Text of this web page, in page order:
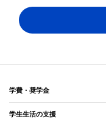
学費・奨学金
学生生活の支援